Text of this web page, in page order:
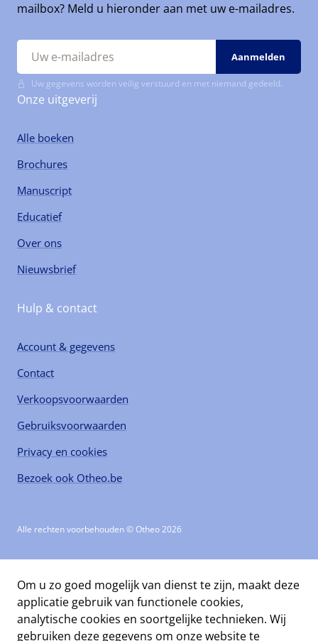
mailbox? Meld u hieronder aan met uw e-mailadres.
Uw gegevens worden veilig verstuurd en met niemand gedeeld.
Onze uitgeverij
Alle boeken
Brochures
Manuscript
Educatief
Over ons
Nieuwsbrief
Hulp & contact
Account & gegevens
Contact
Verkoopsvoorwaarden
Gebruiksvoorwaarden
Privacy en cookies
Bezoek ook Otheo.be
Alle rechten voorbehouden © Otheo 2026
Om u zo goed mogelijk van dienst te zijn, maakt deze
applicatie gebruik van functionele cookies,
analytische cookies en soortgelijke technieken. Wij
gebruiken deze gegevens om onze website te